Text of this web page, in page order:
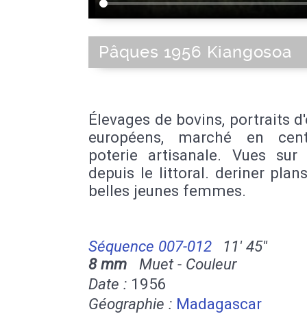
Pâques 1956 Kiangosoa
Élevages de bovins, portraits
européens, marché en
poterie artisanale. Vues sur
depuis le littoral. deriner
belles jeunes femmes.
Séquence 007-012
11' 45''
8 mm Muet - Couleur
Date : 1956
Géographie : Madagascar